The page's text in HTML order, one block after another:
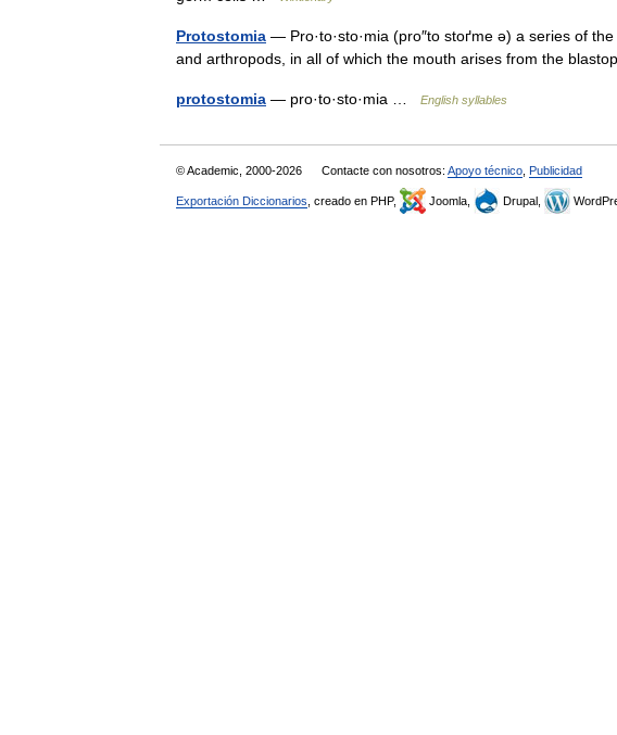
Protostomia — Pro·to·sto·mia (pro″to stoґme ə) a series of
and arthropods, in all of which the mouth arises from the
protostomia — pro·to·sto·mia … English syllables
© Academic, 2000-2026 Contacte con nosotros: Apoyo técnico Publicidad
Exportación Diccionarios , creado en PHP, Joomla, Drupal,